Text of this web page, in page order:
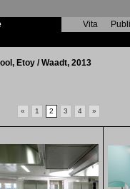
Vita
Etoy / Waadt, 2013
« 1 2 3 4 »